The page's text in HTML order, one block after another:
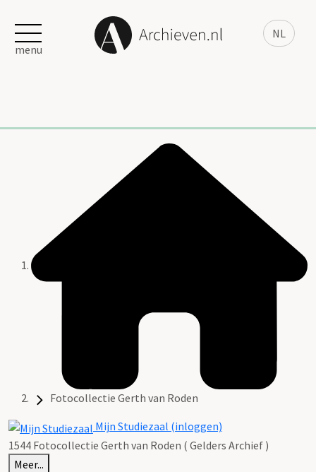
NL
menu
Fotocollectie Gerth van Roden
Mijn Studiezaal (inloggen)
1544 Fotocollectie Gerth van Roden ( Gelders Archief )
Meer...